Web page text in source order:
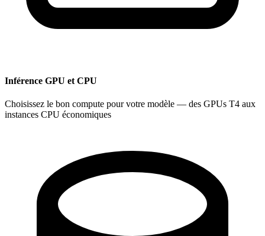
Inférence GPU et CPU
Choisissez le bon compute pour votre modèle — des GPUs T4 aux
instances CPU économiques